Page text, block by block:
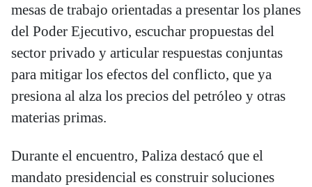
mesas de trabajo orientadas a presentar los planes
del Poder Ejecutivo, escuchar propuestas del
sector privado y articular respuestas conjuntas
para mitigar los efectos del conflicto, que ya
presiona al alza los precios del petróleo y otras
materias primas.
Durante el encuentro, Paliza destacó que el
mandato presidencial es construir soluciones